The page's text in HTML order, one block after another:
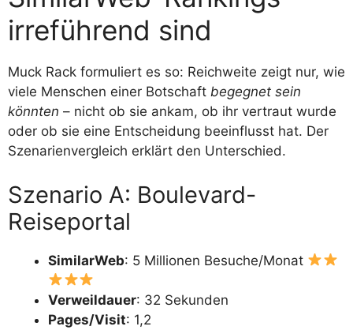
irreführend sind
Muck Rack formuliert es so: Reichweite zeigt nur, wie
viele Menschen einer Botschaft begegnet sein
könnten – nicht ob sie ankam, ob ihr vertraut wurde
oder ob sie eine Entscheidung beeinflusst hat. Der
Szenarienvergleich erklärt den Unterschied.
Szenario A: Boulevard-
Reiseportal
SimilarWeb: 5 Millionen Besuche/Monat
Verweildauer: 32 Sekunden
Pages/Visit: 1,2